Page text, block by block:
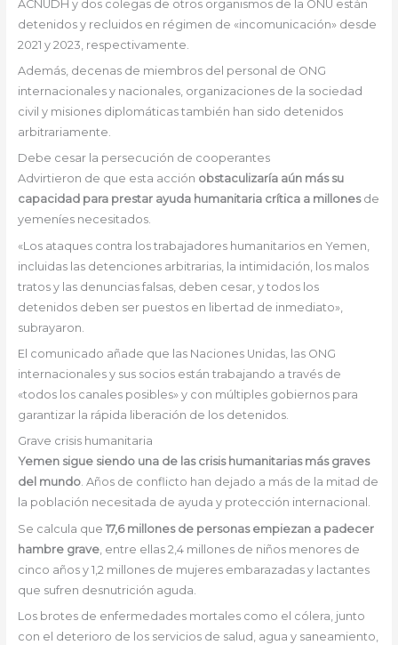
ACNUDH y dos colegas de otros organismos de la ONU están
detenidos y recluidos en régimen de «incomunicación» desde
2021 y 2023, respectivamente.
Además, decenas de miembros del personal de ONG
internacionales y nacionales, organizaciones de la sociedad
civil y misiones diplomáticas también han sido detenidos
arbitrariamente.
Debe cesar la persecución de cooperantes
Advirtieron de que esta acción obstaculizaría aún más su
capacidad para prestar ayuda humanitaria crítica a millonesde
yemeníes necesitados.
«Los ataques contra los trabajadores humanitarios en Yemen,
incluidas las detenciones arbitrarias, la intimidación, los malos
tratos y las denuncias falsas, deben cesar, y todos los
detenidos deben ser puestos en libertad de inmediato»,
subrayaron.
El comunicado añade que las Naciones Unidas, las ONG
internacionales y sus socios están trabajando a través de
«todos los canales posibles» y con múltiples gobiernos para
garantizar la rápida liberación de los detenidos.
Grave crisis humanitaria
Yemen sigue siendo una de las crisis humanitarias más graves
del mundo. Años de conflicto han dejado a más de la mitad de
la población necesitada de ayuda y protección internacional.
Se calcula que 17,6 millones de personas empiezan a padecer
hambre grave, entre ellas 2,4 millones de niños menores de
cinco años y 1,2 millones de mujeres embarazadas y lactantes
que sufren desnutrición aguda.
Los brotes de enfermedades mortales como el cólera, junto
con el deterioro de los servicios de salud, agua y saneamiento,